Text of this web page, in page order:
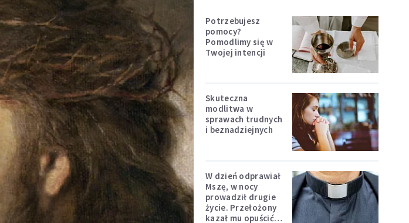
Potrzebujesz
pomocy?
Pomodlimy się w
Twojej intencji
Skuteczna
modlitwa w
sprawach trudnych
i beznadziejnych
W dzień odprawiał
Mszę, w nocy
prowadził drugie
życie. Przełożony
kazał mu opuścić